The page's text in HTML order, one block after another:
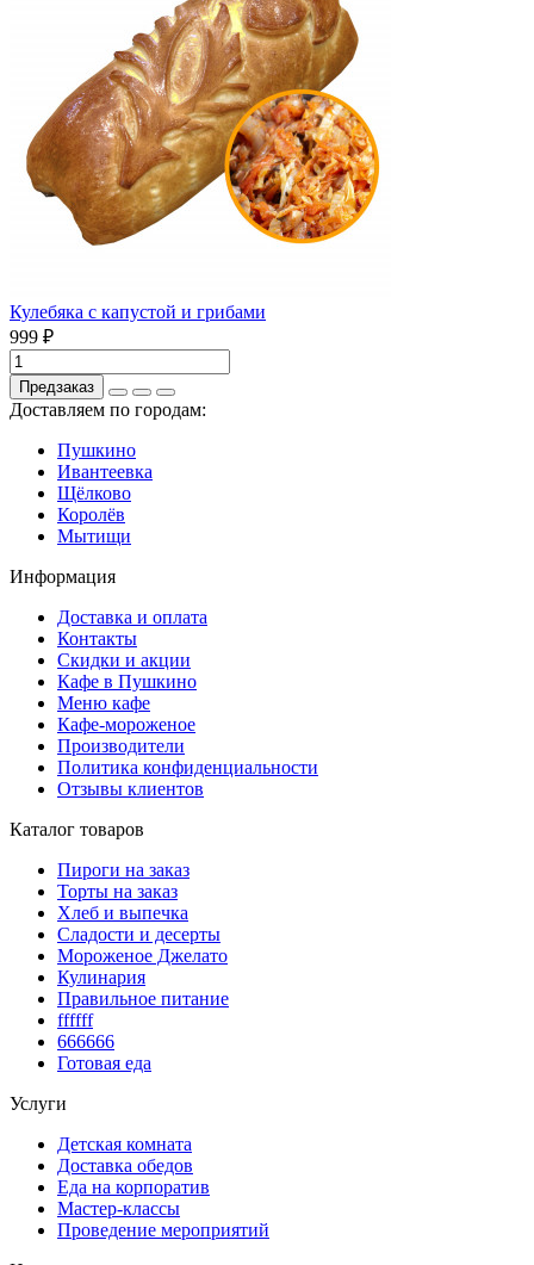
Кулебяка с капустой и грибами
999 ₽
Предзаказ
Доставляем по городам:
Пушкино
Ивантеевка
Щёлково
Королёв
Мытищи
Информация
Доставка и оплата
Контакты
Скидки и акции
Кафе в Пушкино
Меню кафе
Кафе-мороженое
Производители
Политика конфиденциальности
Отзывы клиентов
Каталог товаров
Пироги на заказ
Торты на заказ
Хлеб и выпечка
Сладости и десерты
Мороженое Джелато
Кулинария
Правильное питание
ffffff
666666
Готовая еда
Услуги
Детская комната
Доставка обедов
Еда на корпоратив
Мастер-классы
Проведение мероприятий